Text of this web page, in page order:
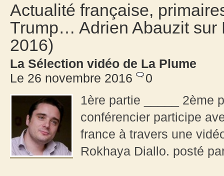
Actualité française,
Trump… Adrien Abauzit sur
2016)
La Sélection vidéo de La Plume
Le 26 novembre 2016
0
1ère partie _____ 2ème
conférencier participe
france à travers une
Rokhaya Diallo. posté